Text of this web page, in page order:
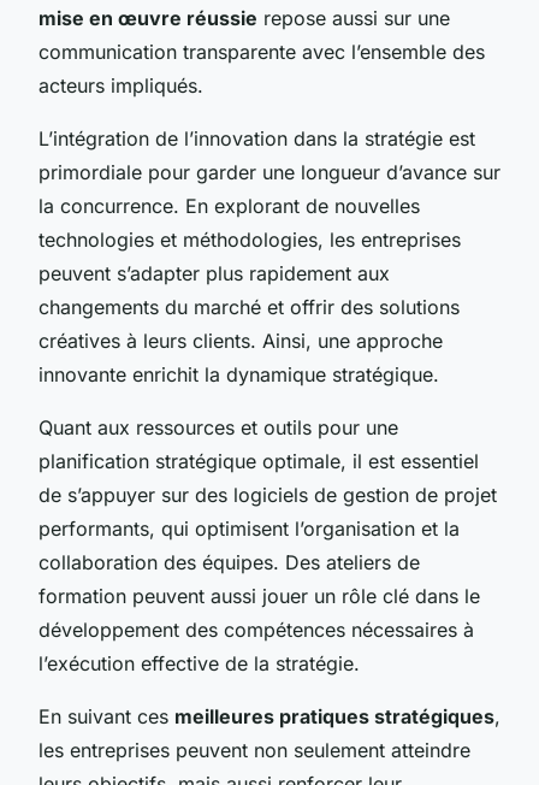
mise en œuvre réussie repose aussi sur une
communication transparente avec l’ensemble des
acteurs impliqués.
L’intégration de l’innovation dans la stratégie est
primordiale pour garder une longueur d’avance sur
la concurrence. En explorant de nouvelles
technologies et méthodologies, les entreprises
peuvent s’adapter plus rapidement aux
changements du marché et offrir des solutions
créatives à leurs clients. Ainsi, une approche
innovante enrichit la dynamique stratégique.
Quant aux ressources et outils pour une
planification stratégique optimale, il est essentiel
de s’appuyer sur des logiciels de gestion de projet
performants, qui optimisent l’organisation et la
collaboration des équipes. Des ateliers de
formation peuvent aussi jouer un rôle clé dans le
développement des compétences nécessaires à
l’exécution effective de la stratégie.
En suivant ces meilleures pratiques stratégiques,
les entreprises peuvent non seulement atteindre